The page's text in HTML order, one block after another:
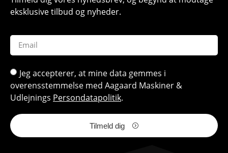
eksklusive tilbud og nyheder.
Jeg accepterer, at mine data gemmes i
overensstemmelse med Aagaard Maskiner &
Udlejnings Persondatapolitik.
Tilmeld dig